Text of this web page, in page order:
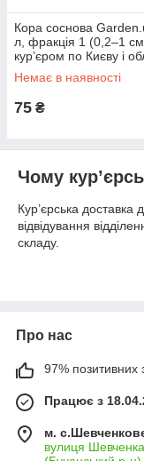
Кора соснова
л, фракція 1 (0,2–1
кур’єром по Києву і
Немає в наявності
75 ₴
Чому
Кур’єрська доставка
відвідування
складу.
Як зробити
Для багатьох позицій
10 / 30 / 100 шт.
можна отримати
Про нас
97% позитивних
Працює з
м.
вулиця